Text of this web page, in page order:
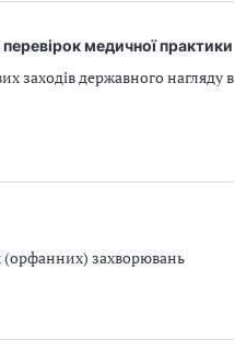
медичної практики
заходів державного нагляду в
(орфанних) захворювань